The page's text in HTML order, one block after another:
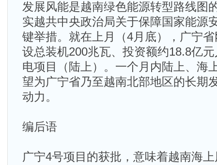
发展风能是越南绿色能源转型路线图
实越共中央政治局关于保障国家能源
键举措。就在上月（4月底），广宁
设总装机200兆瓦、投资额约18.8亿
电项目（陆上）。一个月内陆上、海
望为广宁省乃至越南北部地区的长期
动力。
编后语
广宁4号项目的获批，意味着越南海